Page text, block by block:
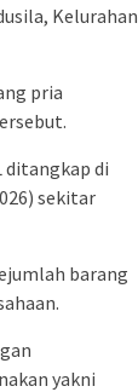
Kelurahan
pria
ditangkap di
sekitar
barang
yakni